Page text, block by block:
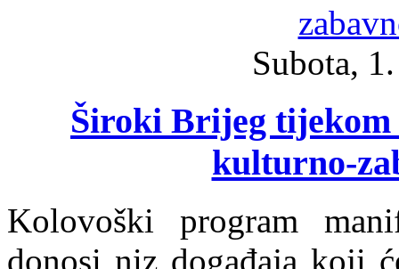
Subota,
Široki Brijeg tijekom
kulturno-
Kolovoški program
donosi niz događaja koji